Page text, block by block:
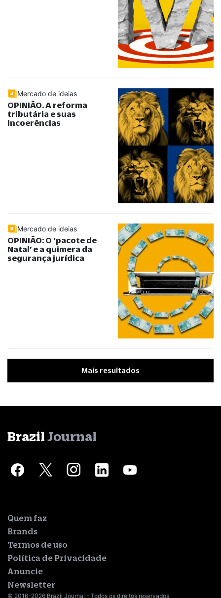
Mercado de ideias
OPINIÃO. A reforma
tributária e suas
incoerências
Mercado de ideias
OPINIÃO: O ‘pacote de
Natal’ e a quimera da
segurança jurídica
Mais resultados
Brazil Journal
Quem faz
Brands
Termos de uso
Política de Privacidade
Anuncie
Newsletter
© 2016-2026 Brazil Journal - Todos os direitos reservados